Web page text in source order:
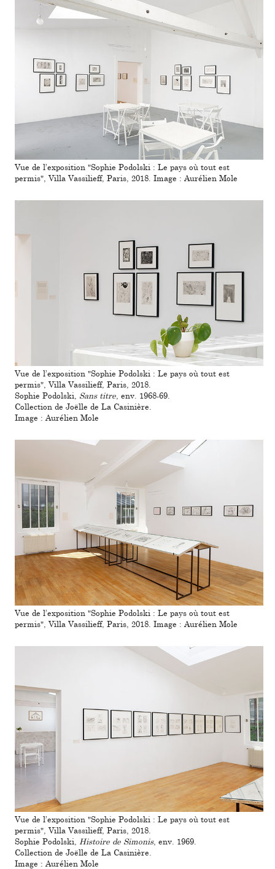
Vue de l’expo­si­tion "Sophie Podolski : Le pays où tout est
permis", Villa Vassilieff, Paris, 2018. Image : Aurélien Mole
Vue de l’expo­si­tion "Sophie Podolski : Le pays où tout est
permis", Villa Vassilieff, Paris, 2018.
Sophie Podolski, Sans titre, env. 1968-69.
Collection de Joëlle de La Casinière.
Image : Aurélien Mole
Vue de l’expo­si­tion "Sophie Podolski : Le pays où tout est
permis", Villa Vassilieff, Paris, 2018. Image : Aurélien Mole
Vue de l’expo­si­tion "Sophie Podolski : Le pays où tout est
permis", Villa Vassilieff, Paris, 2018.
Sophie Podolski,
Histoire de Simonis, env. 1969.
Collection de Joëlle de La Casinière.
Image : Aurélien Mole